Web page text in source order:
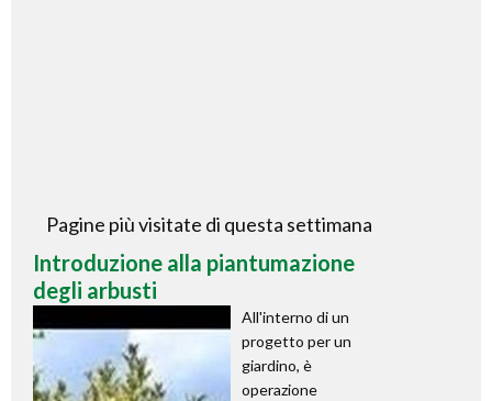
Pagine più visitate di questa settimana
Introduzione alla piantumazione
degli arbusti
All'interno di un
progetto per un
giardino, è
operazione